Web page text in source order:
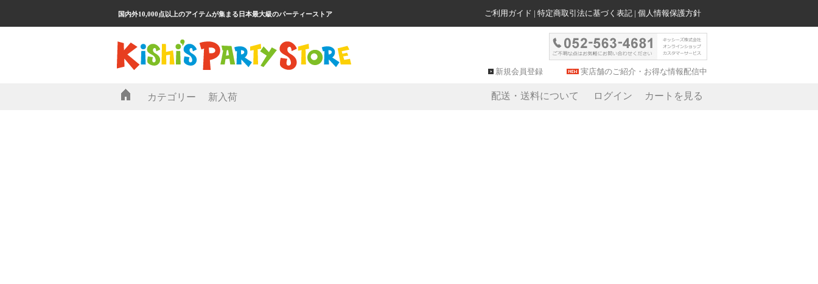
国内外10,000点以上のアイテムが集まる日本最大級のパーティーストア ご利用ガイド | 特定商取引法に基づく表記 | 個人情報保護方針
新規会員登録 実店舗のご紹介・お得な情報配信中
カテゴリー 新入荷 配送・送料について ログイン カートを見る